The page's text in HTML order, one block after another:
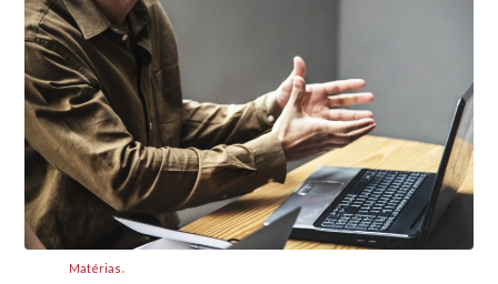
Matérias